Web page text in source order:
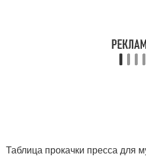
Таблица прокачки пресса для